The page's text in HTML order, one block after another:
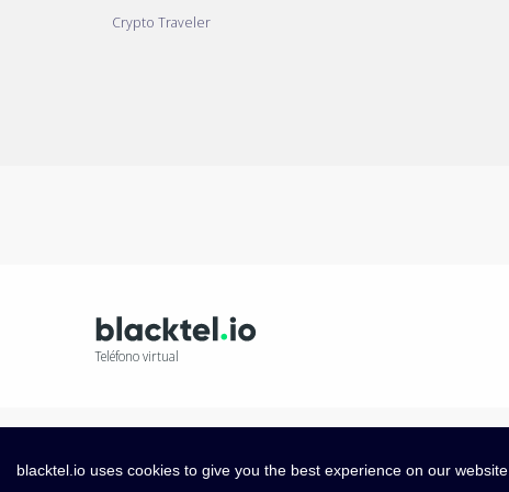
Crypto Traveler
Teléfono virtual
blacktel.io uses cookies to give you the best experience on our website.